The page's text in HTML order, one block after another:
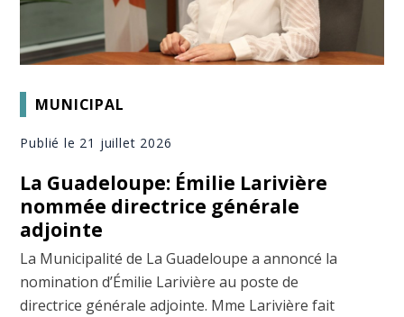
MUNICIPAL
Publié le 21 juillet 2026
La Guadeloupe: Émilie Larivière
nommée directrice générale
adjointe
La Municipalité de La Guadeloupe a annoncé la
nomination d’Émilie Larivière au poste de
directrice générale adjointe. Mme Larivière fait